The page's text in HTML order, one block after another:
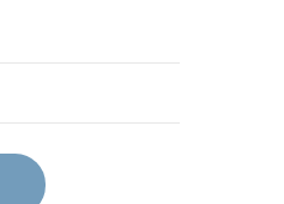
množství